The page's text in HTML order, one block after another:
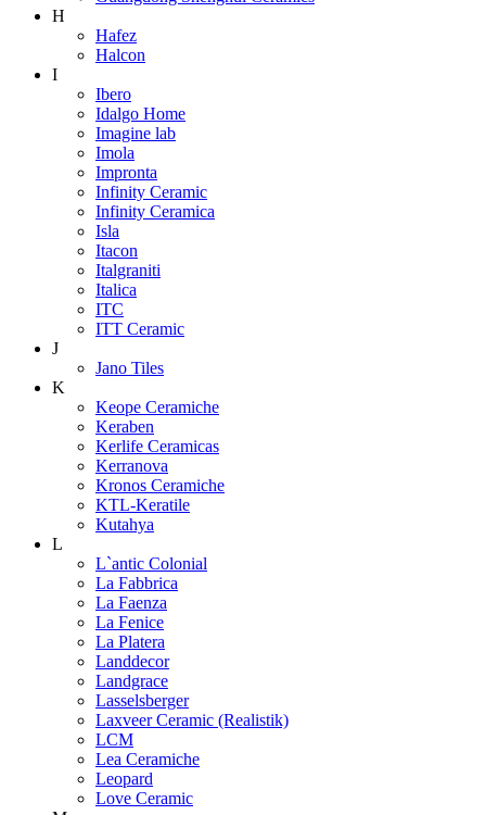
H
Hafez
Halcon
I
Ibero
Idalgo Home
Imagine lab
Imola
Impronta
Infinity Ceramic
Infinity Ceramica
Isla
Itacon
Italgraniti
Italica
ITC
ITT Ceramic
J
Jano Tiles
K
Keope Ceramiche
Keraben
Kerlife Ceramicas
Kerranova
Kronos Ceramiche
KTL-Keratile
Kutahya
L
L`antic Colonial
La Fabbrica
La Faenza
La Fenice
La Platera
Landdecor
Landgrace
Lasselsberger
Laxveer Ceramic (Realistik)
LCM
Lea Ceramiche
Leopard
Love Ceramic